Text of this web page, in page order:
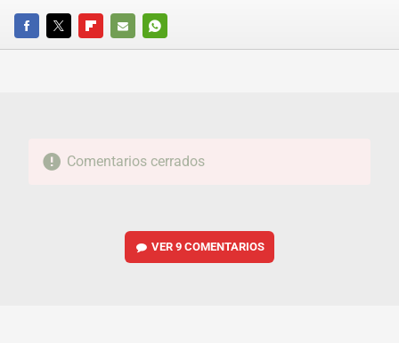
FACEBOOKTWITTERFLIPBOARD
E-
WHATSAPP
Comentarios cerrados
VER9 COMENTARIOS